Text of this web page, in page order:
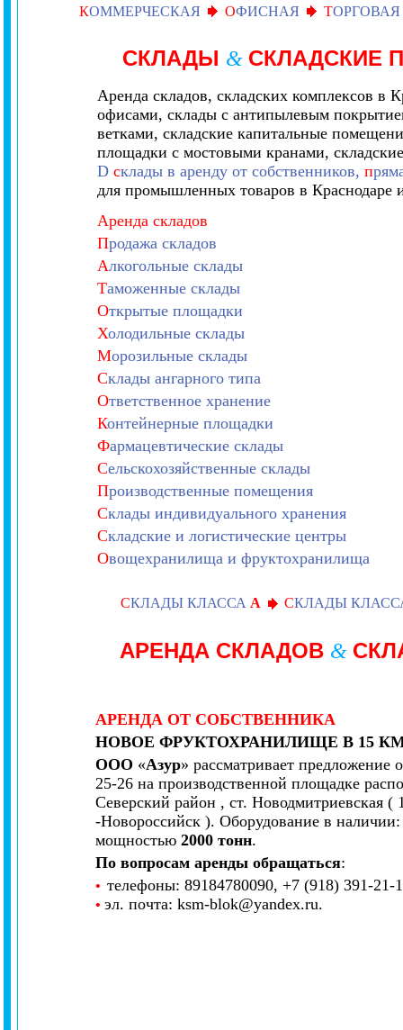
КОММЕРЧЕСКАЯ ОФИСНАЯ ТОРГОВАЯ
СКЛАДЫ & СКЛАДСКИЕ
Аренда складов, складских комплексов в
офисами, склады с антипылевым
ветками, складские капитальные
площадки с мостовыми кранами,
D склады в аренду от собственников, п
для промышленных товаров в Краснодаре
Аренда складов
Продажа складов
Алкогольные склады
Таможенные склады
Открытые площадки
Холодильные склады
Морозильные склады
Склады ангарного типа
Ответственное хранение
Контейнерные площадки
Фармацевтические склады
Сельскохозяйственные склады
Производственные помещения
Склады индивидуального хранения
Складские и логистические центры
Овощехранилища и фруктохранилища
СКЛАДЫ КЛАССА А СКЛАДЫ
АРЕНДА СКЛАДОВ &
АРЕНДА ОТ СОБСТВЕННИКА
НОВОЕ ФРУКТОХРАНИЛИЩЕ В 15
ООО «Азур» рассматривает предложение
25-26 на производственной площадке
Северский район , ст. Новодмитриевская (
-Новороссийск ). Оборудование в
мощностью 2000 тонн.
По вопросам аренды обращаться:
• телефоны: 89184780090, +7 (918) 391-21-
• эл. почта: ksm-blok@yandex.ru.